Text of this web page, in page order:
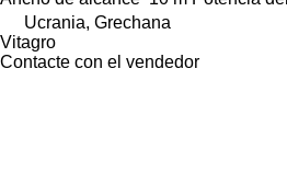
Ucrania, Grechana
Vitagro
Contacte con el vendedor